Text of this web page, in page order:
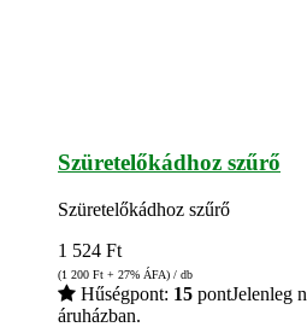
Szüretelőkádhoz szűrő
Szüretelőkádhoz szűrő
1 524 Ft
(1 200 Ft + 27% ÁFA) / db
Hűségpont: 15 pontJelenleg
áruházban.